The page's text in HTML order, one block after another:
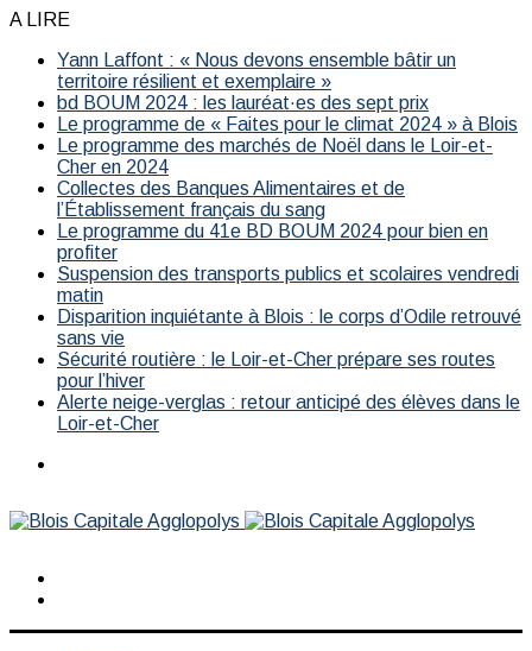
A LIRE
Yann Laffont : « Nous devons ensemble bâtir un
territoire résilient et exemplaire »
bd BOUM 2024 : les lauréat·es des sept prix
Le programme de « Faites pour le climat 2024 » à Blois
Le programme des marchés de Noël dans le Loir-et-
Cher en 2024
Collectes des Banques Alimentaires et de
l’Établissement français du sang
Le programme du 41e BD BOUM 2024 pour bien en
profiter
Suspension des transports publics et scolaires vendredi
matin
Disparition inquiétante à Blois : le corps d’Odile retrouvé
sans vie
Sécurité routière : le Loir-et-Cher prépare ses routes
pour l’hiver
Alerte neige-verglas : retour anticipé des élèves dans le
Loir-et-Cher